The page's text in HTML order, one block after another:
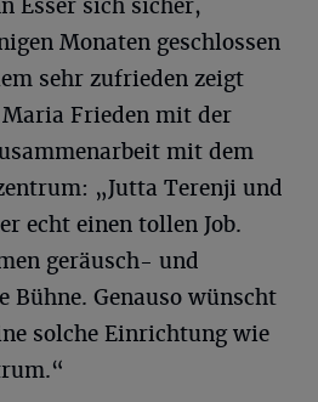
Esser sich sicher,
Monaten geschlossen
sehr zufrieden zeigt
Frieden mit der
mit dem
„Jutta Terenji und
echt einen tollen Job.
geräusch- und
Bühne. Genauso wünscht
solche Einrichtung wie